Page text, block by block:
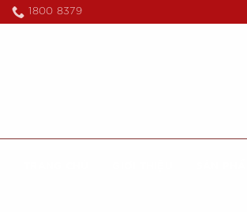
Skip
1800 8379